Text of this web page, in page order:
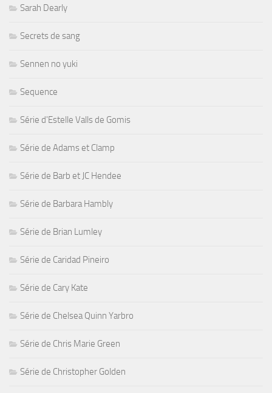
Sarah Dearly
Secrets de sang
Sennen no yuki
Sequence
Série d'Estelle Valls de Gomis
Série de Adams et Clamp
Série de Barb et JC Hendee
Série de Barbara Hambly
Série de Brian Lumley
Série de Caridad Pineiro
Série de Cary Kate
Série de Chelsea Quinn Yarbro
Série de Chris Marie Green
Série de Christopher Golden